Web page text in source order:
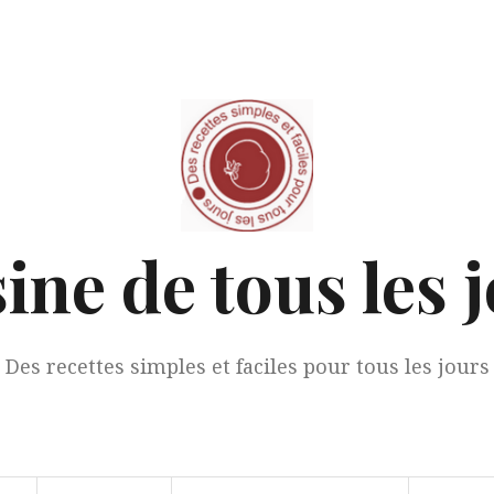
de tous les
Des recettes simples et faciles pour tous les jours